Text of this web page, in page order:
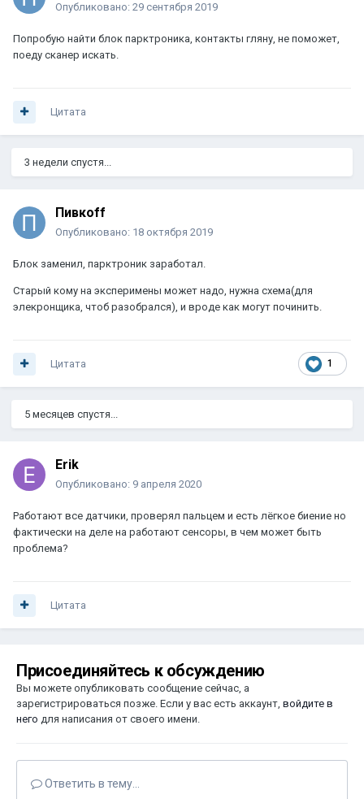
Опубликовано: 29 сентября 2019
Попробую найти блок парктроника, контакты гляну, не поможет,
поеду сканер искать.
Цитата
3 недели спустя...
Пивкоff
Опубликовано: 18 октября 2019
Блок заменил, парктроник заработал.
Старый кому на эксперимены может надо, нужна схема(для
элекронщика, чтоб разобрался), и вроде как могут починить.
1
Цитата
5 месяцев спустя...
Erik
Опубликовано: 9 апреля 2020
Работают все датчики, проверял пальцем и есть лёгкое биение но
фактически на деле на работают сенсоры, в чем может быть
проблема?
Цитата
Присоединяйтесь к обсуждению
Вы можете опубликовать сообщение сейчас, а
зарегистрироваться позже. Если у вас есть аккаунт, войдите в
него для написания от своего имени.
Ответить в тему...